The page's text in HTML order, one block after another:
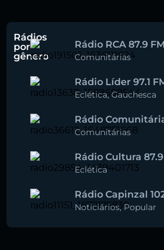
Rádios
por
gênero
Rádio RCA 87.9 FM
Comunitárias
Rádio Líder 97.1
Eclética,Gauchesca
Rádio
Comunitárias
Rádio Cultura
Eclética
Rádio Capinzal
Noticiários,Popular